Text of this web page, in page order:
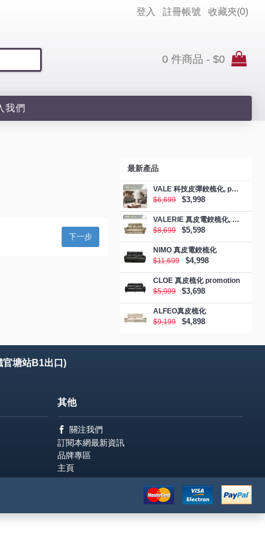
登入 註冊帳號 收藏夾(0)
0 件商品 - $0
我們
最新產品
VALE 科技皮彈鉸梳化, promotion
$6,699
$3,998
VALERIE 真皮電鉸梳化, promotion
$8,699
$5,598
NIMO 真皮電鉸梳化
$11,699
$4,998
CLOE 真皮梳化 promotion
$5,999
$3,698
ALFEO真皮梳化
$9,199
$4,898
下一步
官塘站B1出口)
其他
關注我們
訂閱本網最新資訊
品牌專區
主頁